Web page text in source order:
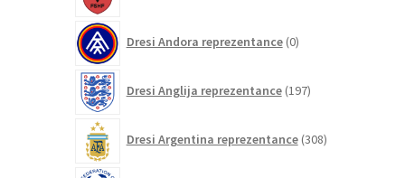
Dresi Andora reprezentance 0izdelkov
Dresi Anglija reprezentance 197izdelkov
Dresi Argentina reprezentance 308izdelkov